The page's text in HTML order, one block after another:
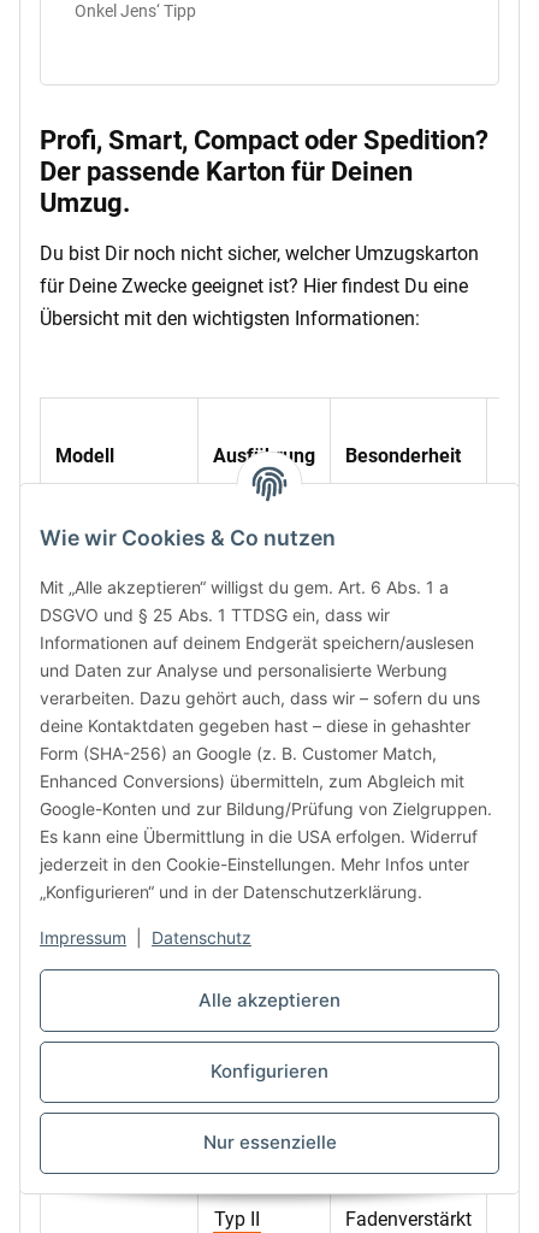
Alle akzeptieren
Konfigurieren
Nur essenzielle
Wie wir Cookies & Co nutzen
Mit „Alle akzeptieren“ willigst du gem. Art. 6 Abs. 1 a
DSGVO und § 25 Abs. 1 TTDSG ein, dass wir
Informationen auf deinem Endgerät speichern/auslesen
und Daten zur Analyse und personalisierte Werbung
verarbeiten. Dazu gehört auch, dass wir – sofern du uns
deine Kontaktdaten gegeben hast – diese in gehashter
Form (SHA-256) an Google (z. B. Customer Match,
Enhanced Conversions) übermitteln, zum Abgleich mit
Google-Konten und zur Bildung/Prüfung von Zielgruppen.
Es kann eine Übermittlung in die USA erfolgen. Widerruf
jederzeit in den Cookie-Einstellungen. Mehr Infos unter
„Konfigurieren“ und in der Datenschutzerklärung.
Impressum Datenschutz
Onkel Jens‘ Tipp
Profi, Smart, Compact oder Spedition?
Der passende Karton für Deinen
Umzug.
Du bist Dir noch nicht sicher, welcher Umzugskarton
für Deine Zwecke geeignet ist? Hier findest Du eine
Übersicht mit den wichtigsten Informationen:
Modell Ausführung Besonderheit
inkl. Hänge-
register-
Einsatz
Smart
Profi
Mit Logodruck
Typ II Fadenverstärkt